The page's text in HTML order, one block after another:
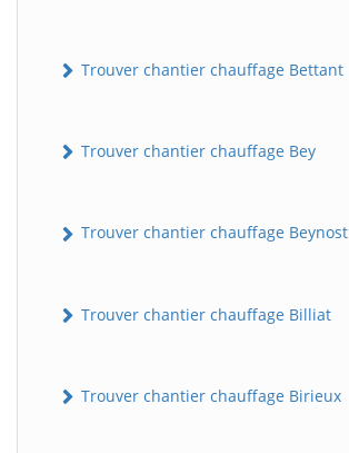
Trouver chantier chauffage Bettant
Trouver chantier chauffage Bey
Trouver chantier chauffage Beynost
Trouver chantier chauffage Billiat
Trouver chantier chauffage Birieux